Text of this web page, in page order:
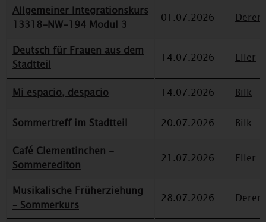
Allgemeiner Integrationskurs
13318-NW-194 Modul 3
01.07.2026
Deutsch für Frauen aus dem
Stadtteil
14.07.2026 Eller
Mi espacio, despacio 14.07.2026 Bilk
Sommertreff im Stadtteil 20.07.2026
Bilk
Café Clementinchen -
Sommerediton
21.07.2026 Eller
Musikalische Früherziehung
– Sommerkurs
28.07.2026